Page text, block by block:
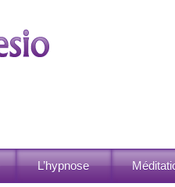
L’hypnose